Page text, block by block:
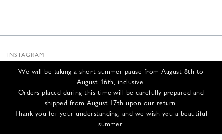
We will be taking a short summer pause from August 8th to
August 16th, inclusive.
Orders placed during this time will be carefully prepared and
shipped from August 17th upon our return.
Thank you for your understanding, and we wish you a beautiful
summer.
INSTAGRAM
INFOS
NOUS CONTACTER
EXPÉDITION ET RETOURS